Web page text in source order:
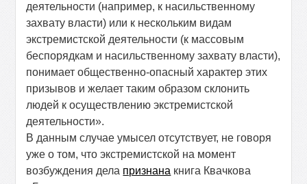
деятельности (например, к насильственному
захвату власти) или к нескольким видам
экстремистской деятельности (к массовым
беспорядкам и насильственному захвату власти),
понимает общественно-опасный характер этих
призывов и желает таким образом склонить
людей к осуществлению экстремистской
деятельности».
В данным случае умысел отсутствует, не говоря
уже о том, что экстремистской на момент
возбуждения дела признана книга Квачкова